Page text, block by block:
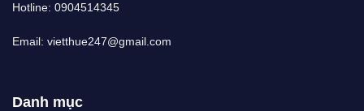
Hotline: 0904514345
Email: vietthue247@gmail.com
Danh mục